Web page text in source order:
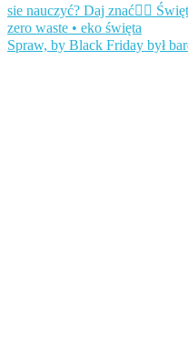
Spraw, by Black Friday był